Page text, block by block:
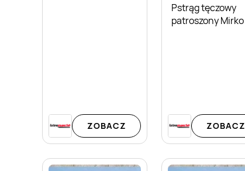
ZOBACZ
Pstrąg tęczowy
patroszony Mirko
ZOBACZ